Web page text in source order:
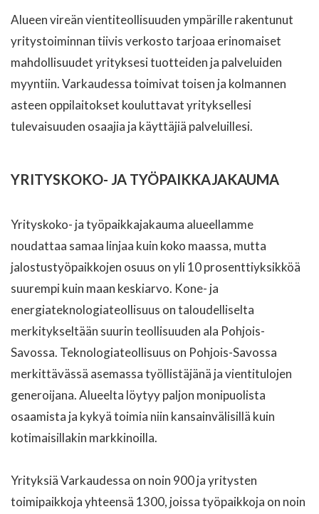
Alueen vireän vientiteollisuuden ympärille rakentunut
yritystoiminnan tiivis verkosto tarjoaa erinomaiset
mahdollisuudet yrityksesi tuotteiden ja palveluiden
myyntiin. Varkaudessa toimivat toisen ja kolmannen
asteen oppilaitokset kouluttavat yrityksellesi
tulevaisuuden osaajia ja käyttäjiä palveluillesi.
YRITYSKOKO- JA TYÖPAIKKAJAKAUMA
Yrityskoko- ja työpaikkajakauma alueellamme
noudattaa samaa linjaa kuin koko maassa, mutta
jalostustyöpaikkojen osuus on yli 10 prosenttiyksikköä
suurempi kuin maan keskiarvo. Kone- ja
energiateknologiateollisuus on taloudelliselta
merkitykseltään suurin teollisuuden ala Pohjois-
Savossa. Teknologiateollisuus on Pohjois-Savossa
merkittävässä asemassa työllistäjänä ja vientitulojen
generoijana. Alueelta löytyy paljon monipuolista
osaamista ja kykyä toimia niin kansainvälisillä kuin
kotimaisillakin markkinoilla.
Yrityksiä Varkaudessa on noin 900 ja yritysten
toimipaikkoja yhteensä 1300, joissa työpaikkoja on noin